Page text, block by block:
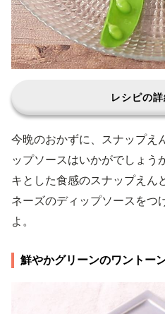
レシピの
今晩のおかずに、スナップえ
ップソースはいかがでしょう
キとした食感のスナップえん
ネーズのディップソースをつ
よ。
鮮やかグリーンのワントー